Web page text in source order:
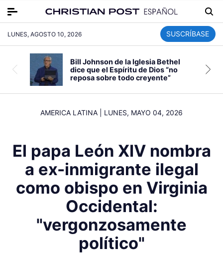
LUNES, AGOSTO 10, 2026 SUSCRÍBASE
Bill Johnson de la Iglesia Bethel
dice que el Espíritu de Dios “no
reposa sobre todo creyente”
AMERICA LATINA LUNES, MAYO 04, 2026
El papa León XIV nombra
a ex-inmigrante ilegal
como obispo en Virginia
Occidental:
"vergonzosamente
político"